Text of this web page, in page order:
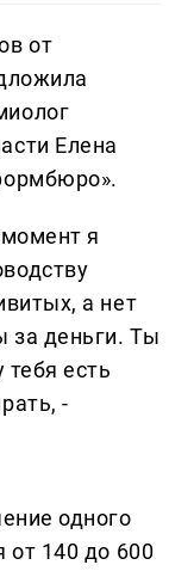
от
Елена
я
а нет
за деньги. Ты
есть
-
одного
от 140 до 600